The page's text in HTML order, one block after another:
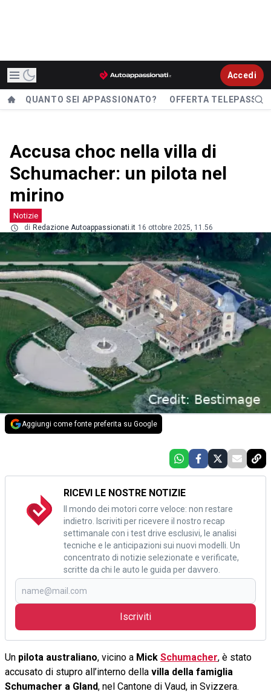
Accedi
QUANTO SEI APPASSIONATO? OFFERTA TELEPASS
Accusa choc nella villa di
Schumacher: un pilota nel
mirino
Notizie
di Redazione Autoappassionati.it 16 ottobre 2025, 11.56
Aggiungi come fonte preferita su Google
RICEVI LE NOSTRE NOTIZIE
Il mondo dei motori corre veloce: non restare
indietro. Iscriviti per ricevere il nostro recap
settimanale con i test drive esclusivi, le analisi
tecniche e le anticipazioni sui nuovi modelli. Un
concentrato di notizie selezionate e verificate,
scritte da chi le auto le guida per davvero.
Iscriviti
Un pilota australiano, vicino a Mick Schumacher, è stato
accusato di stupro all’interno della villa della famiglia
Schumacher a Gland, nel Cantone di Vaud, in Svizzera.